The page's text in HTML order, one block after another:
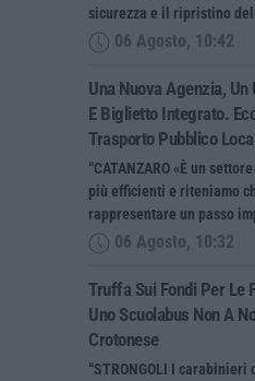
sicurezza e il ripristino
06 Agosto, 10:42
Una Nuova Agenzia,
E Biglietto Integrato.
Trasporto Pubblico
“CATANZARO «È un
più efficienti e riteniamo
rappresentare un passo
06 Agosto, 10:32
Truffa Sui Fondi Per Le
Uno Scuolabus Non A
Crotonese
“STRONGOLI I